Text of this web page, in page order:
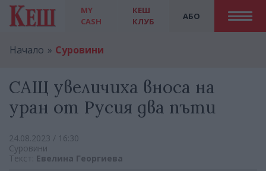
MY
CASH
АБО
КЕШ
КЛУБ
Начало Суровини
САЩ увеличиха вноса на
уран от Русия два пъти
24.08.2023 / 16:30
Суровини
Текст: Евелина Георгиева